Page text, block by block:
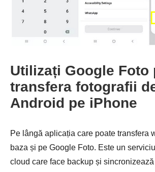
Utilizați Google Foto
transfera fotografii
Android pe iPhone
Pe lângă aplicația care poate transfera
baza și pe Google Foto. Este un
cloud care face backup și